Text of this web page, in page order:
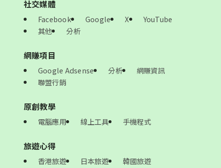
社交媒體
Facebook Google X
YouTube
其他
分析
網賺項目
Google Adsense 分析
網賺資訊
聯盟行銷
原創教學
電腦應用 線上工具 手機程式
旅遊心得
香港旅遊 日本旅遊 韓國旅遊